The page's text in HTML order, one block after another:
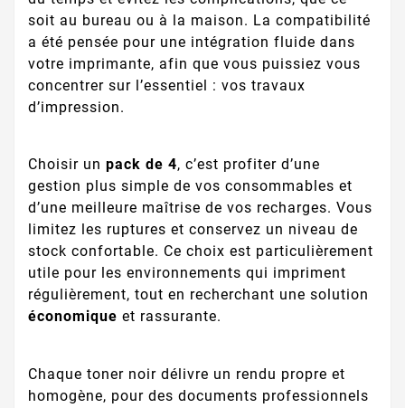
soit au bureau ou à la maison. La compatibilité
a été pensée pour une intégration fluide dans
votre imprimante, afin que vous puissiez vous
concentrer sur l’essentiel : vos travaux
d’impression.
Choisir un pack de 4, c’est profiter d’une
gestion plus simple de vos consommables et
d’une meilleure maîtrise de vos recharges. Vous
limitez les ruptures et conservez un niveau de
stock confortable. Ce choix est particulièrement
utile pour les environnements qui impriment
régulièrement, tout en recherchant une solution
économique et rassurante.
Chaque toner noir délivre un rendu propre et
homogène, pour des documents professionnels